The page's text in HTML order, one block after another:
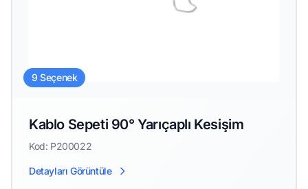
9 Seçenek
Kablo Sepeti 90° Yarıçaplı Kesişim
Kod: P200022
Detayları Görüntüle